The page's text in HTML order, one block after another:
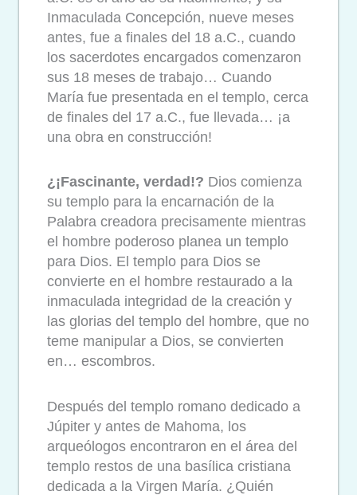
Inmaculada Concepción, nueve meses
antes, fue a finales del 18 a.C., cuando
los sacerdotes encargados comenzaron
sus 18 meses de trabajo… Cuando
María fue presentada en el templo, cerca
de finales del 17 a.C., fue llevada… ¡a
una obra en construcción!
¿¡Fascinante, verdad!? Dios comienza
su templo para la encarnación de la
Palabra creadora precisamente mientras
el hombre poderoso planea un templo
para Dios. El templo para Dios se
convierte en el hombre restaurado a la
inmaculada integridad de la creación y
las glorias del templo del hombre, que no
teme manipular a Dios, se convierten
en… escombros.
Después del templo romano dedicado a
Júpiter y antes de Mahoma, los
arqueólogos encontraron en el área del
templo restos de una basílica cristiana
dedicada a la Virgen María. ¿Quién